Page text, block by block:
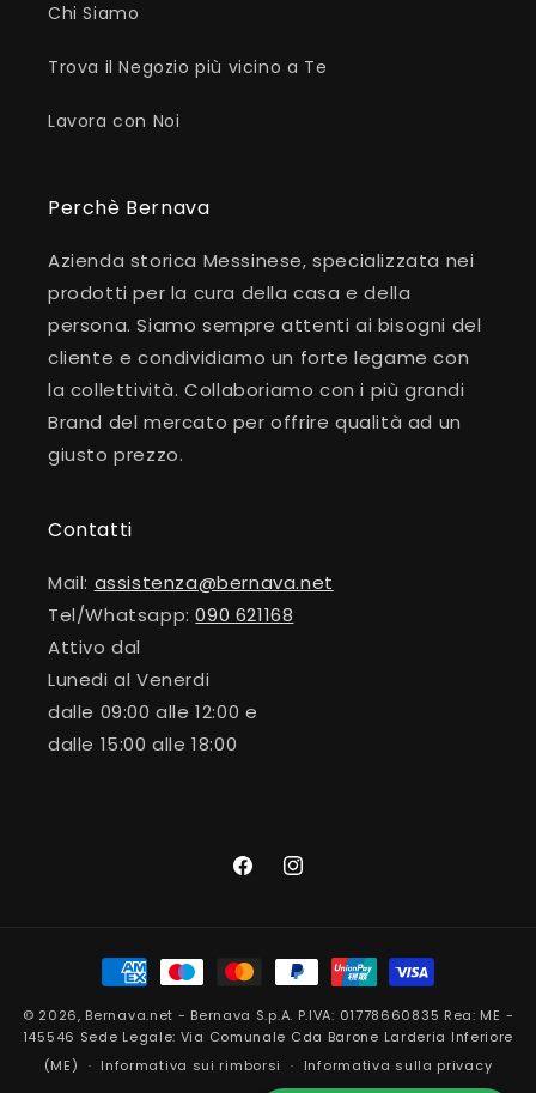
Chi Siamo
Trova il Negozio più vicino a Te
Lavora con Noi
Perchè Bernava
Azienda storica Messinese, specializzata nei
prodotti per la cura della casa e della
persona. Siamo sempre attenti ai bisogni del
cliente e condividiamo un forte legame con
la collettività. Collaboriamo con i più grandi
Brand del mercato per offrire qualità ad un
giusto prezzo.
Contatti
Mail: assistenza@bernava.net
Tel/Whatsapp:090 621168
Attivo dal
Lunedi al Venerdi
dalle 09:00 alle 12:00 e
dalle 15:00 alle 18:00
FacebookInstagram
Metodi
di
pagamento
© 2026, Bernava.net - Bernava S.p.A. P.IVA: 01778660835 Rea: ME -
145546 Sede Legale: Via Comunale Cda Barone Larderia Inferiore
(ME)
Informativa sui rimborsi
Informativa sulla privacy